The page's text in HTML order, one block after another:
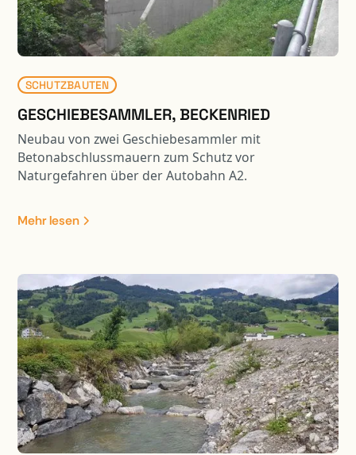
erforderlich. Zudem wurde ein Stollen unter dem
bestehenden Gebäude erstellt.
SCHUTZBAUTEN
GESCHIEBESAMMLER, BECKENRIED
Neubau von zwei Geschiebesammler mit
Betonabschlussmauern zum Schutz vor
Naturgefahren über der Autobahn A2.
Mehr lesen